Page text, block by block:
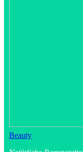
Beauty